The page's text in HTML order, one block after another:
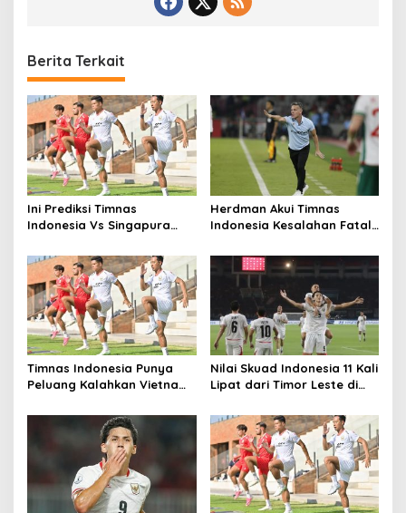
Berita Terkait
Ini Prediksi Timnas
Indonesia Vs Singapura
Herdman Akui Timnas
Indonesia Kesalahan Fatal
Sebabnya
Timnas Indonesia Punya
Peluang Kalahkan Vietnam
Piala AFF 2026
Nilai Skuad Indonesia 11 Kali
Lipat dari Timor Leste di